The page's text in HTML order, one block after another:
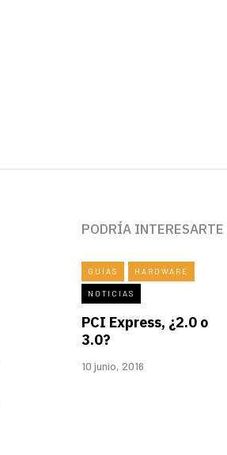
PODRÍA INTERESARTE
GUÍAS HARDWARE
NOTICIAS
PCI Express, ¿2.0 o
3.0?
10 junio, 2016